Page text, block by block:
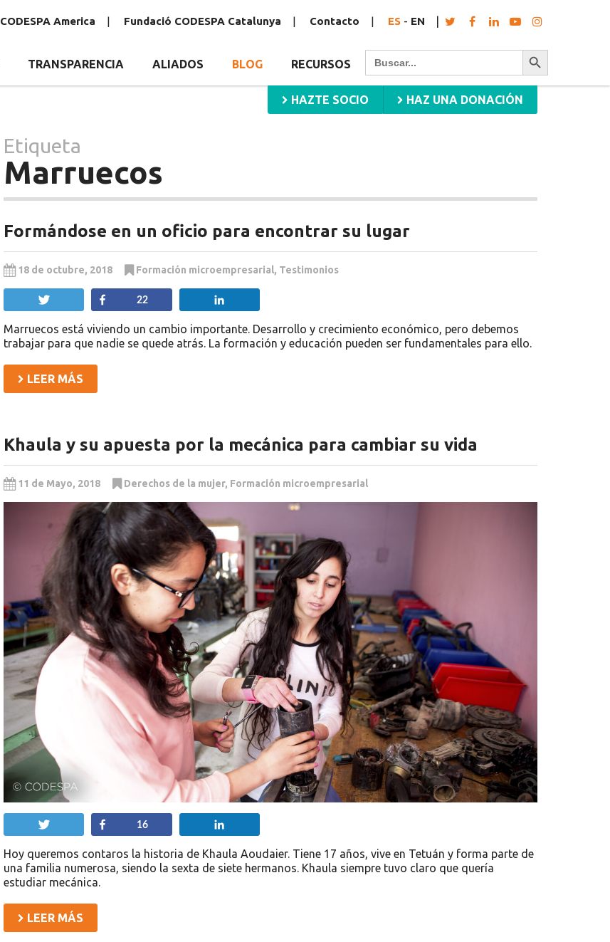
CODESPA America Fundació CODESPA Catalunya Contacto ES - EN
TRANSPARENCIA ALIADOS BLOG RECURSOS
Buscar: Botón de búsqueda
HAZTE SOCIO HAZ UNA DONACIÓN
Etiqueta
Marruecos
Formándose en un oficio para encontrar su lugar
18 de octubre, 2018 Formación microempresarial, Testimonios
Compartir
22
Marruecos está viviendo un cambio importante. Desarrollo y crecimiento económico, pero debemos
trabajar para que nadie se quede atrás. La formación y educación pueden ser fundamentales para ello.
LEER MÁS
Khaula y su apuesta por la mecánica para cambiar su vida
11 de Mayo, 2018 Derechos de la mujer, Formación microempresarial
Compartir
16
Hoy queremos contaros la historia de Khaula Aoudaier. Tiene 17 años, vive en Tetuán y forma parte de
una familia numerosa, siendo la sexta de siete hermanos. Khaula siempre tuvo claro que quería
estudiar mecánica.
LEER MÁS